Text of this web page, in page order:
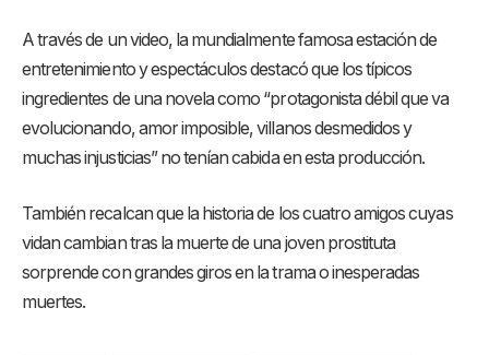
A través de un video, la mundialmente famosa estación de
entretenimiento y espectáculos destacó que los típicos
ingredientes de una novela como “protagonista débil que va
evolucionando, amor imposible, villanos desmedidos y
muchas injusticias” no tenían cabida en esta producción.
También recalcan que la historia de los cuatro amigos cuyas
vidan cambian tras la muerte de una joven prostituta
sorprende con grandes giros en la trama o inesperadas
muertes.